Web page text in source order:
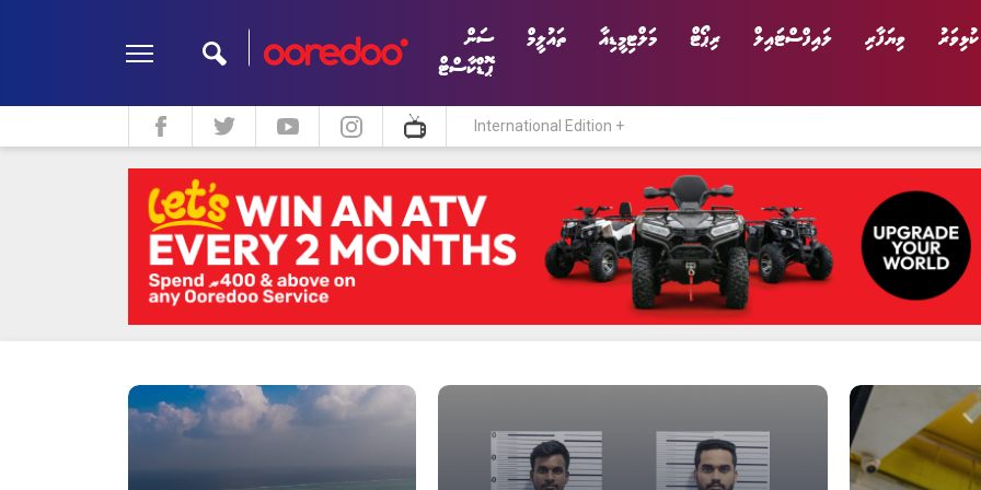
ކުޅިވަރު ވިޔަފާރި ލައިފްސްޓައިލް ރިޕޯޓް މަލްޓިމީޑިއާ ތައުލީމް
ސަން
ޕޮޑްކާސްޓް
ލައިފްސްޓައިލް ދީން ކޮލަމް މަލްޓިމީޑިއާ
International Edition +